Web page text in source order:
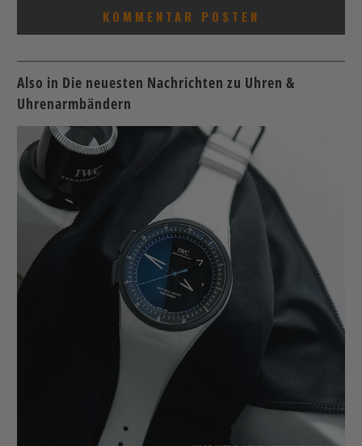
Also in Die neuesten Nachrichten zu Uhren &
Uhrenarmbändern